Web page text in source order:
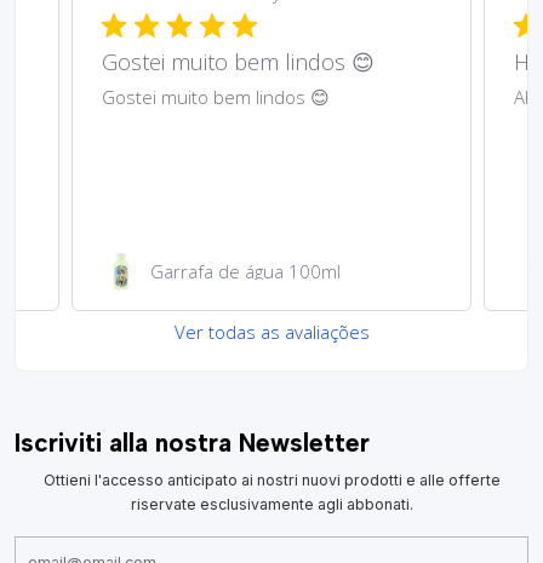
Gostei muito bem lindos 😊
Gostei muito bem lindos 😊
Garrafa de água 100ml
Ver todas as avaliações
Iscriviti alla nostra Newsletter
Ottieni l'accesso anticipato ai nostri nuovi prodotti e alle offerte
riservate esclusivamente agli abbonati.